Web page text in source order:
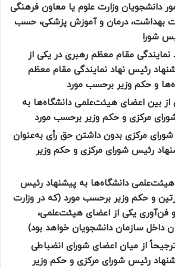
دانشجویان وزارت علوم یا معاون فرهنگی
بهداشت، درمان و آموزش پزشکی، حسب
شورا
نمایندگی مقام معظم رهبری در یکی از
رئیس نهاد نمایندگی مقام معظم
و حکم وزیر برحسب مورد
بین اعضای هیئت‌علمی دانشگاه‌ها به
مرکزی و حکم وزیر برحسب مورد
شورای مرکزی بدون داشتن حق رأی به‌عنوان
رئیس شورای مرکزی و حکم وزیر
هیئت‌علمی دانشگاه‌ها به پیشنهاد رئیس
و حکم وزیر برحسب مورد (که در وزارت
فن‌آوری یکی از اعضای هیئت‌علمی،
داخل سازمان دانشجویان خواهد بود)
از میان اعضای شورای انضباطی
رئیس شورای مرکزی و حکم وزیر